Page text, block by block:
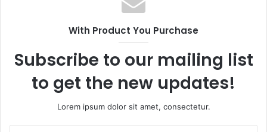
With Product You Purchase
Subscribe to our mailing list
to get the new updates!
Lorem ipsum dolor sit amet, consectetur.